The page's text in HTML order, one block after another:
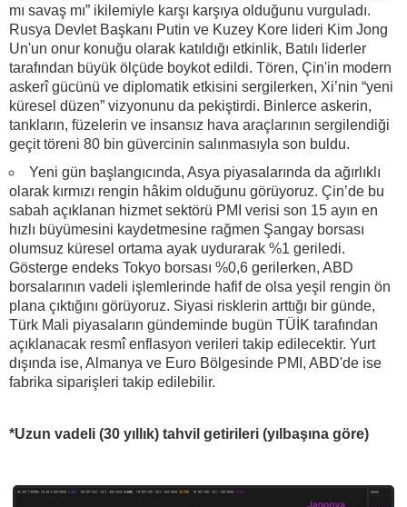
mı savaş mı” ikilemiyle karşı karşıya olduğunu vurguladı.
Rusya Devlet Başkanı Putin ve Kuzey Kore lideri Kim Jong
Un'un onur konuğu olarak katıldığı etkinlik, Batılı liderler
tarafından büyük ölçüde boykot edildi. Tören, Çin'in modern
askerî gücünü ve diplomatik etkisini sergilerken, Xi’nin “yeni
küresel düzen” vizyonunu da pekiştirdi. Binlerce askerin,
tankların, füzelerin ve insansız hava araçlarının sergilendiği
geçit töreni 80 bin güvercinin salınmasıyla son buldu.
Yeni gün başlangıcında, Asya piyasalarında da ağırlıklı
olarak kırmızı rengin hâkim olduğunu görüyoruz. Çin’de bu
sabah açıklanan hizmet sektörü PMI verisi son 15 ayın en
hızlı büyümesini kaydetmesine rağmen Şangay borsası
olumsuz küresel ortama ayak uydurarak %1 geriledi.
Gösterge endeks Tokyo borsası %0,6 gerilerken, ABD
borsalarının vadeli işlemlerinde hafif de olsa yeşil rengin ön
plana çıktığını görüyoruz. Siyasi risklerin arttığı bir günde,
Türk Mali piyasaların gündeminde bugün TÜİK tarafından
açıklanacak resmî enflasyon verileri takip edilecektir. Yurt
dışında ise, Almanya ve Euro Bölgesinde PMI, ABD'de ise
fabrika siparişleri takip edilebilir.
*Uzun vadeli (30 yıllık) tahvil getirileri (yılbaşına göre)